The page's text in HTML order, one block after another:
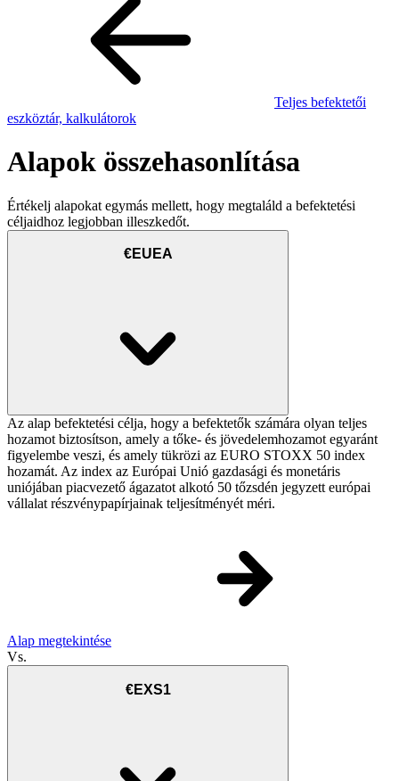
Teljes befektetői
eszköztár, kalkulátorok
Alapok összehasonlítása
Értékelj alapokat egymás mellett, hogy megtaláld a befektetési
céljaidhoz legjobban illeszkedőt.
€EUEA
Az alap befektetési célja, hogy a befektetők számára olyan teljes
hozamot biztosítson, amely a tőke- és jövedelemhozamot egyaránt
figyelembe veszi, és amely tükrözi az EURO STOXX 50 index
hozamát. Az index az Európai Unió gazdasági és monetáris
uniójában piacvezető ágazatot alkotó 50 tőzsdén jegyzett európai
vállalat részvénypapírjainak teljesítményét méri.
Alap megtekintése
Vs.
€EXS1